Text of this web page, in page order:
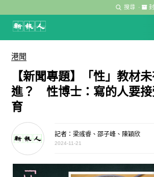
搜尋 ·
港聞
【新聞專題】「性」教材
進？ 性博士：寫的人要接
育
記者：梁彧睿、邵子峰、陳穎欣
2024-11-21